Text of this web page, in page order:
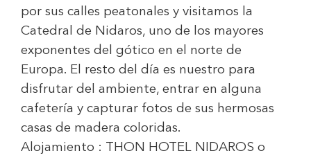
por sus calles peatonales y visitamos la
Catedral de Nidaros, uno de los mayores
exponentes del gótico en el norte de
Europa. El resto del día es nuestro para
disfrutar del ambiente, entrar en alguna
cafetería y capturar fotos de sus hermosas
casas de madera coloridas.
Alojamiento :
THON HOTEL NIDAROS o